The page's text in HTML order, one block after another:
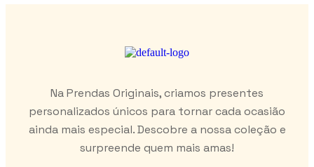
Na Prendas Originais, criamos presentes
personalizados únicos para tornar cada ocasião
ainda mais especial. Descobre a nossa coleção e
surpreende quem mais amas!